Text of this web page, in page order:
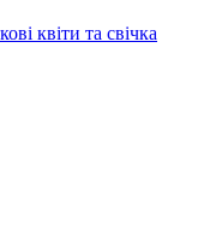
квіти та свічка